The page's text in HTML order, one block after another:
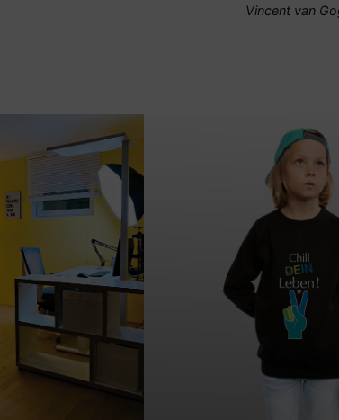
Vincent van